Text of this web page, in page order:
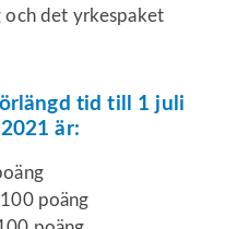
och det yrkespaket
tid till 1 juli
är:
poäng